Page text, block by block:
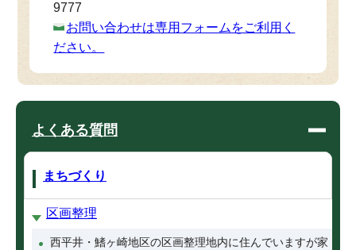
9777
お問い合わせは専用フォームをご利用く
ださい。
よくある質問
まちづくり
区画整理
西平井・鰭ヶ崎地区の区画整理地内に住んでいますが家